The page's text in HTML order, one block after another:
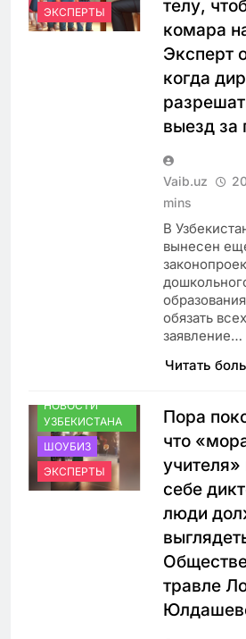
ЭКСПЕРТЫ
телу,
комара
Эксперт
когда
выезд за
Vaib.uz
mins
В
вынесен
обязать
заявление…
Читать
НОВОСТИ
УЗБЕКИСТАНА
ШОУБИЗ
ЭКСПЕРТЫ
Пора
что
себе
люди
травле